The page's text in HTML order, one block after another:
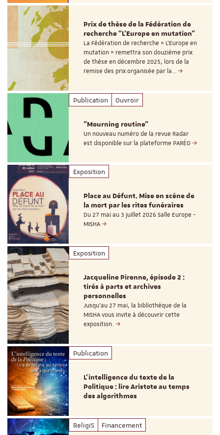
Prix de thèse de la Fédération de
recherche "L’Europe en mutation"
La Fédération de recherche « L’Europe en
mutation » remettra son douzième prix
de thèse en décembre 2025, lors de la
remise des prix organisée par la…
Publication Ouvroir
"Mourning routine"
Un nouveau numéro de la revue Radar
est disponible sur la plateforme PARÉO
Exposition
Place au Défunt. Mise en scène de
la mort par les rites funéraires
Du 27 mai au 3 juillet 2026 Salle Europe -
MISHA
Exposition
Jacqueline Pirenne, épisode 2 :
tirés à parts et archives
personnelles
Jusqu’au 27 mai, la bibliothèque de la
MISHA vous invite à découvrir cette
exposition.
Publication
L’intelligence du texte de la
Politique : lire Aristote au temps
des algorithmes
ReligiS Financement